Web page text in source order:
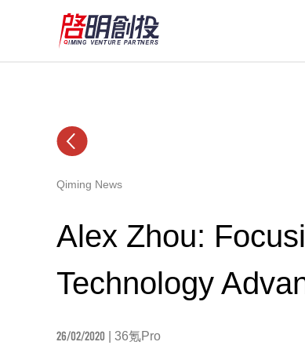
Qiming News
Alex Zhou:
Technology
26/02/2020 | 36氪Pro